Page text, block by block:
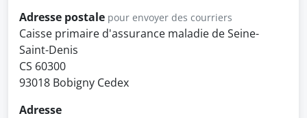
Adresse postale pour envoyer des courriers
Caisse primaire d'assurance maladie de Seine-
Saint-Denis
CS 60300
93018 Bobigny Cedex
Adresse